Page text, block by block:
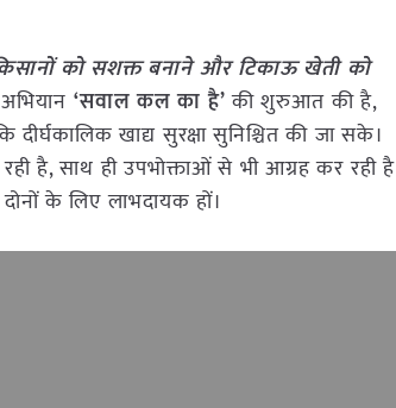
को सशक्त बनाने और टिकाऊ खेती को
‘सवाल कल का है’की शुरुआत की है,
खाद्य सुरक्षा सुनिश्चित की जा सके।
है, साथ ही उपभोक्ताओं से भी आग्रह कर रही है
के लिए लाभदायक हों।